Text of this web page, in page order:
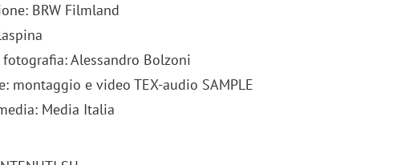
BRW Filmland
Alessandro Bolzoni
montaggio e video TEX-audio SAMPLE
Media Italia